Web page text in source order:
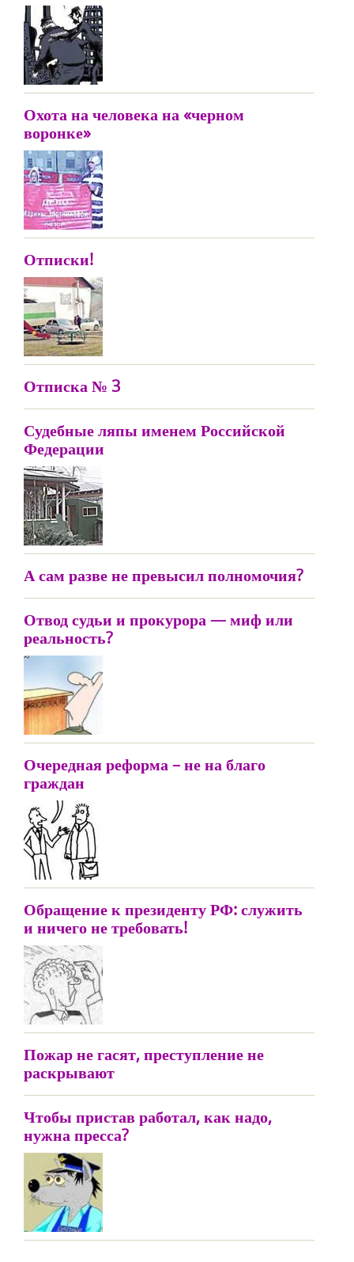
Охота на человека на «черном
воронке»
Отписки!
Отписка № 3
Судебные ляпы именем Российской
Федерации
А сам разве не превысил полномочия?
Отвод судьи и прокурора — миф или
реальность?
Очередная реформа – не на благо
граждан
Обращение к президенту РФ: служить
и ничего не требовать!
Пожар не гасят, преступление не
раскрывают
Чтобы пристав работал, как надо,
нужна пресса?